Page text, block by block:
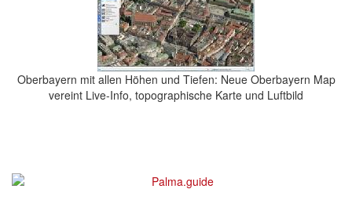
Oberbayern mit allen Höhen und Tiefen: Neue Oberbayern Map
vereint Live-Info, topographische Karte und Luftbild